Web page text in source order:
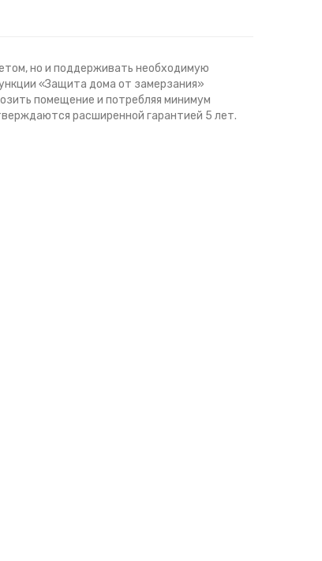
но и поддерживать необходимую
«Защита дома от замерзания»
помещение и потребляя минимум
расширенной гарантией 5 лет.